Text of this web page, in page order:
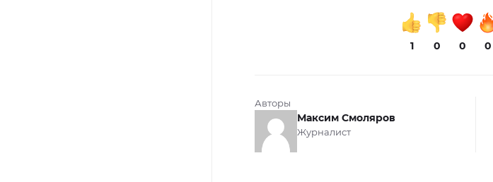
1 0 0 0
Авторы
Максим Смоляров
Журналист